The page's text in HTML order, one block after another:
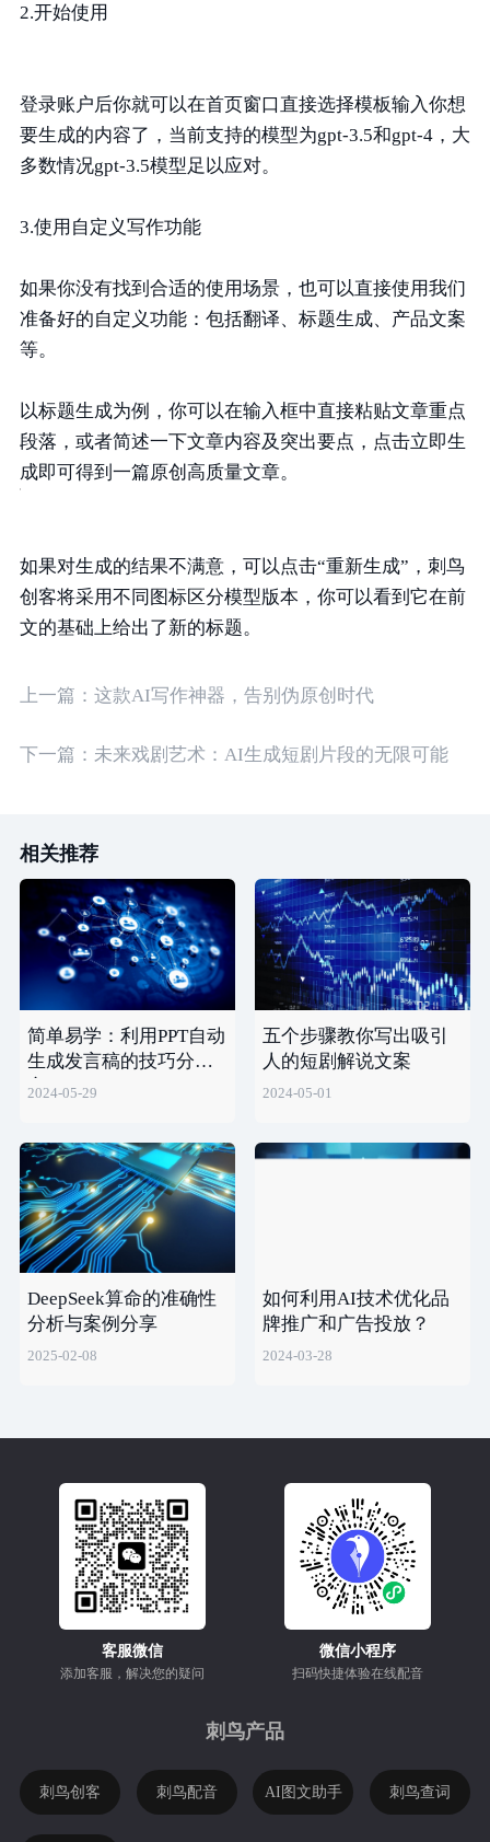
2.开始使用
登录账户后你就可以在首页窗口直接选择模板输入你想
要生成的内容了，当前支持的模型为gpt-3.5和gpt-4，大
多数情况gpt-3.5模型足以应对。
3.使用自定义写作功能
如果你没有找到合适的使用场景，也可以直接使用我们
准备好的自定义功能：包括翻译、标题生成、产品文案
等。
以标题生成为例，你可以在输入框中直接粘贴文章重点
段落，或者简述一下文章内容及突出要点，点击立即生
成即可得到一篇原创高质量文章。
如果对生成的结果不满意，可以点击“重新生成”，刺鸟
创客将采用不同图标区分模型版本，你可以看到它在前
文的基础上给出了新的标题。
上一篇： 这款AI写作神器，告别伪原创时代
下一篇： 未来戏剧艺术：AI生成短剧片段的无限可能
相关推荐
简单易学：利用PPT自动
生成发言稿的技巧分
享！
2024-05-29
五个步骤教你写出吸引
人的短剧解说文案
2024-05-01
DeepSeek算命的准确性
分析与案例分享
2025-02-08
如何利用AI技术优化品
牌推广和广告投放？
2024-03-28
客服微信
添加客服，解决您的疑问
微信小程序
扫码快捷体验在线配音
刺鸟产品
刺鸟创客 刺鸟配音 AI图文助手 刺鸟查词